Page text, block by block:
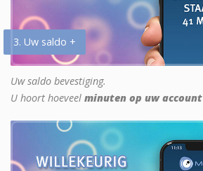
3. Uw saldo +
Uw saldo bevestiging.
U hoort hoeveel minuten op uw account